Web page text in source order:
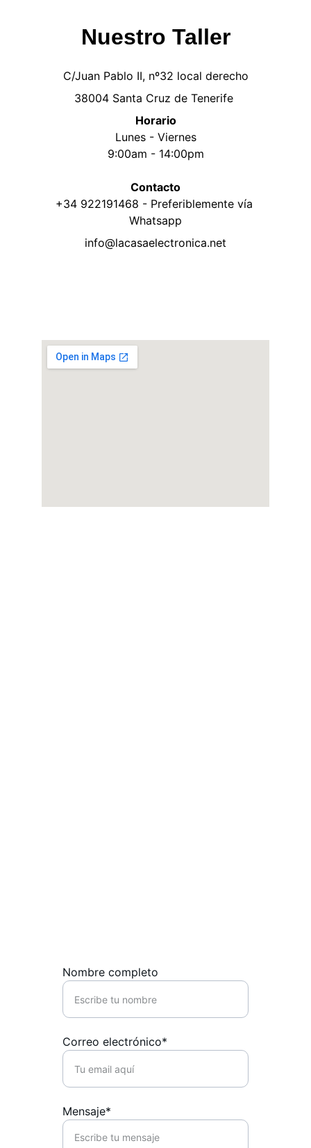
Nuestro Taller
C/Juan Pablo II, nº32 local derecho
38004 Santa Cruz de Tenerife
Horario
Lunes - Viernes
9:00am - 14:00pm
Contacto
+34 922191468 - Preferiblemente vía
Whatsapp
info@lacasaelectronica.net
Nombre completo
Correo electrónico*
Mensaje*